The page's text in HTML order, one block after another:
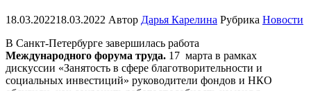
18.03.202218.03.2022 Автор Дарья Карелина Рубрика Новости
В Санкт-Петербурге завершилась работа
Международного форума труда. 17 марта в рамках
дискуссии «Занятость в сфере благотворительности и
социальных инвестиций» руководители фондов и НКО